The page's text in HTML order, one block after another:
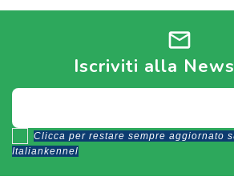
mail
Iscriviti alla
Clicca per restare sempre aggiornato
Italiankennel